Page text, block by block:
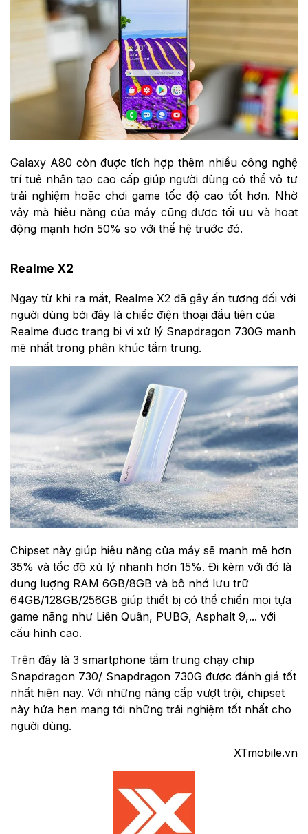
Galaxy A80 còn được tích hợp thêm nhiều công nghệ
trí tuệ nhân tạo cao cấp giúp người dùng có thể vô tư
trải nghiệm hoặc chơi game tốc độ cao tốt hơn. Nhờ
vậy mà hiệu năng của máy cũng được tối ưu và hoạt
động mạnh hơn 50% so với thế hệ trước đó.
Realme X2
Ngay từ khi ra mắt, Realme X2 đã gây ấn tượng đối với
người dùng bởi đây là chiếc điện thoại đầu tiên của
Realme được trang bị vi xử lý Snapdragon 730G mạnh
mẽ nhất trong phân khúc tầm trung.
Chipset này giúp hiệu năng của máy sẽ mạnh mẽ hơn
35% và tốc độ xử lý nhanh hơn 15%. Đi kèm với đó là
dung lượng RAM 6GB/8GB và bộ nhớ lưu trữ
64GB/128GB/256GB giúp thiết bị có thể chiến mọi tựa
game nặng như Liên Quân, PUBG, Asphalt 9,... với
cấu hình cao.
Trên đây là 3 smartphone tầm trung chạy chip
Snapdragon 730/ Snapdragon 730G được đánh giá tốt
nhất hiện nay. Với những nâng cấp vượt trội, chipset
này hứa hẹn mang tới những trải nghiệm tốt nhất cho
người dùng.
XTmobile.vn